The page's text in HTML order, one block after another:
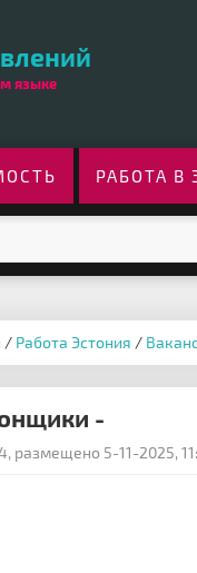
языке
РАБОТА В
/ Работа Эстония /
-
размещено 5-11-2025,